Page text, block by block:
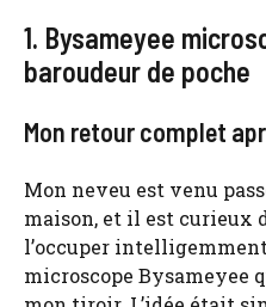
1. Bysameyee
baroudeur de poche
Mon retour complet
Mon neveu est venu
maison, et il est curieux
l’occuper
microscope Bysameyee